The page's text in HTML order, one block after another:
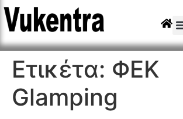
Ετικέτα: ΦΕΚ
Glamping